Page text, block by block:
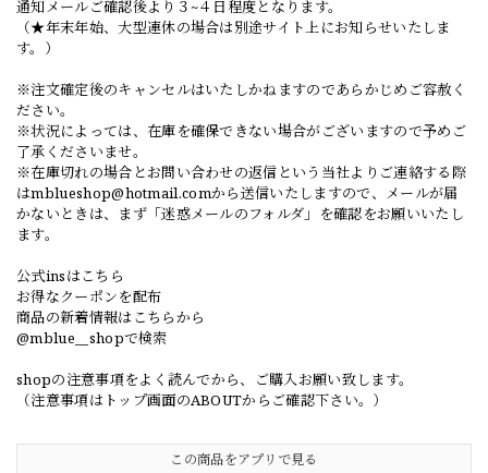
通知メールご確認後より３~４日程度となります。
（★年末年始、大型連休の場合は別途サイト上にお知らせいたしま
す。）
※注文確定後のキャンセルはいたしかねますのであらかじめご容赦く
ださい。
※状況によっては、在庫を確保できない場合がございますので予めご
了承くださいませ。
※在庫切れの場合とお問い合わせの返信という当社よりご連絡する際
はmblueshop@hotmail.comから送信いたしますので、メールが届
かないときは、まず「迷惑メールのフォルダ」を確認をお願いいたし
ます。
公式insはこちら
お得なクーポンを配布
商品の新着情報はこちらから
@mblue__shopで検索
shopの注意事項をよく読んでから、ご購入お願い致します。
（注意事項はトップ画面のABOUTからご確認下さい。）
この商品をアプリで見る